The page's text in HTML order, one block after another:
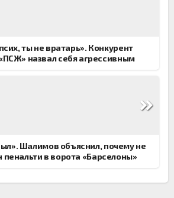
ты не вратарь». Конкурент
назвал себя агрессивным
Шалимов объяснил, почему не
пенальти в ворота «Барселоны»